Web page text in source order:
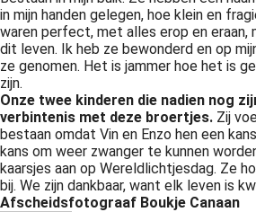
in mijn handen gelegen, hoe klein en
waren perfect, met alles erop en eraan,
dit leven. Ik heb ze bewonderd en op
ze genomen. Het is jammer hoe het is
zijn.
Onze twee kinderen die nadien nog
verbintenis met deze broertjes. Zij
bestaan omdat Vin en Enzo hen een
kans om weer zwanger te kunnen
kaarsjes aan op Wereldlichtjesdag. Ze
bij. We zijn dankbaar, want elk leven is
Afscheidsfotograaf Boukje Canaan